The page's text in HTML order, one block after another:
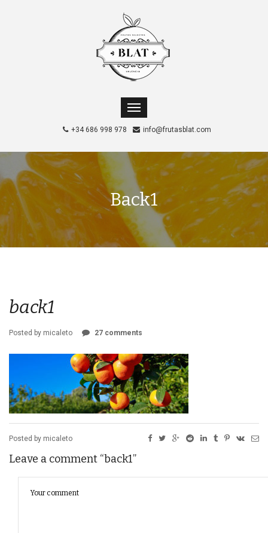
+34 686 998 978 info@frutasblat.com
Back1
back1
Posted by micaleto 27 comments
Posted by micaleto
Leave a comment “back1”